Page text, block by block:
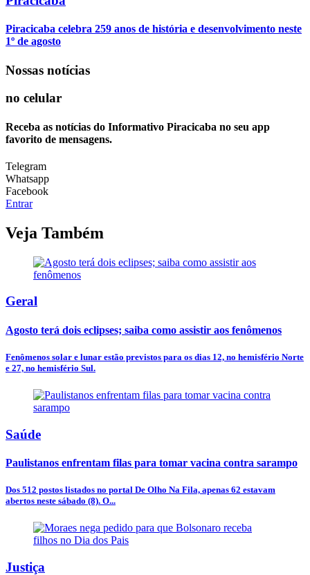
Piracicaba celebra 259 anos de história e desenvolvimento neste
1º de agosto
Nossas notícias
no celular
Receba as notícias do Informativo Piracicaba no seu app
favorito de mensagens.
Telegram
Whatsapp
Facebook
Entrar
Veja Também
Geral
Agosto terá dois eclipses; saiba como assistir aos fenômenos
Fenômenos solar e lunar estão previstos para os dias 12, no hemisfério Norte
e 27, no hemisfério Sul.
Saúde
Paulistanos enfrentam filas para tomar vacina contra sarampo
Dos 512 postos listados no portal De Olho Na Fila, apenas 62 estavam
abertos neste sábado (8). O...
Justiça